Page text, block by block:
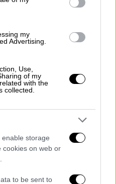
my
Advertising.
Use,
of my
with the
collected.
storage
cookies on web or
to be sent to
στο πόστο με
τις
πρόσφερε